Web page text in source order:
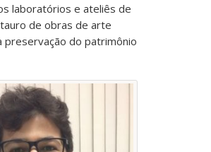
laboratórios e ateliês de
de obras de arte
preservação do patrimônio